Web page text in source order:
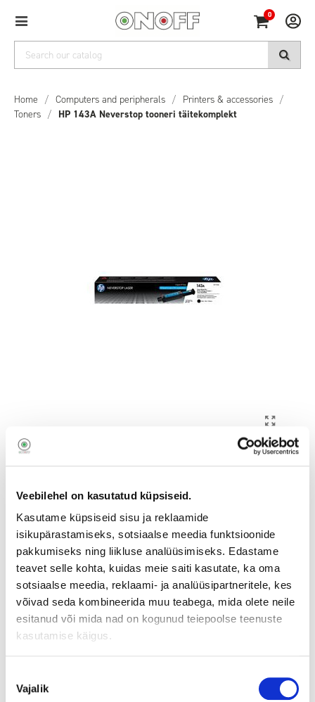
Veebilehel on kasutatud küpsiseid.
Kasutame küpsiseid sisu ja reklaamide
isikupärastamiseks, sotsiaalse meedia funktsioonide
pakkumiseks ning liikluse analüüsimiseks. Edastame
teavet selle kohta, kuidas meie saiti kasutate, ka oma
sotsiaalse meedia, reklaami- ja analüüsipartneritele, kes
võivad seda kombineerida muu teabega, mida olete neile
esitanud või mida nad on kogunud teiepoolse teenuste
kasutamise käigus.
valik
Vajalik
0
Home / Computers and peripherals / Printers & accessories /
Toners / HP 143A Neverstop tooneri täitekomplekt
HP 143A Neverstop tooneri
täitekomplekt
3823013
W1143A
19,90 €